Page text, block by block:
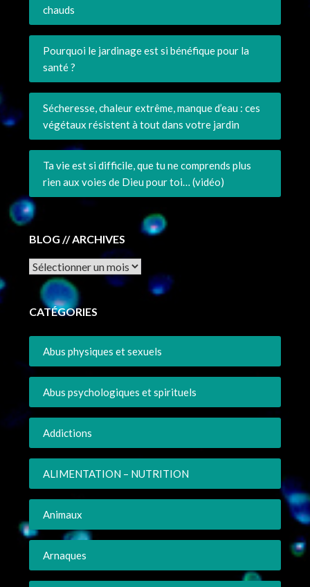
chauds
Pourquoi le jardinage est si bénéfique pour la
santé ?
Sécheresse, chaleur extrême, manque d’eau : ces
végétaux résistent à tout dans votre jardin
Ta vie est si difficile, que tu ne comprends plus
rien aux voies de Dieu pour toi… (vidéo)
BLOG // ARCHIVES
Archives
CATÉGORIES
Abus physiques et sexuels
Abus psychologiques et spirituels
Addictions
ALIMENTATION – NUTRITION
Animaux
Arnaques